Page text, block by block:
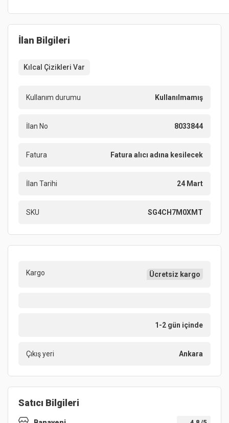
İlan Bilgileri
Kılcal Çizikleri Var
Kullanım durumu Kullanılmamış
İlan No 8033844
Fatura Fatura alıcı adına kesilecek
İlan Tarihi 24 Mart
SKU SG4CH7M0XMT
Kargo Ücretsiz kargo
1-2 gün içinde
Çıkış yeri Ankara
Satıcı Bilgileri